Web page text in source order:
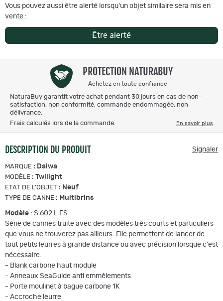
Vous pouvez aussi être alerté lorsqu'un objet similaire sera mis en
vente :
Être alerté
PROTECTION NATURABUY
Achetez en toute confiance
NaturaBuy garantit votre achat pendant 30 jours en cas de non-
satisfaction, non conformité, commande endommagée, non
délivrance.
Frais calculés lors de la commande.
En savoir plus
DESCRIPTION DU PRODUIT Signaler
MARQUE : Daiwa
MODÈLE : Twilight
ETAT DE L'OBJET : Neuf
TYPE DE CANNE : Multibrins
Modèle : S 602 L FS
Série de cannes truite avec des modèles très courts et particuliers
que vous ne trouverez pas ailleurs. Elle permettent de lancer de
tout petits leurres à grande distance ou avec précision lorsque c'est
nécessaire.
- Blank carbone haut module
- Anneaux SeaGuide anti emmêlements
- Porte moulinet à bague carbone 1K
- Accroche leurre